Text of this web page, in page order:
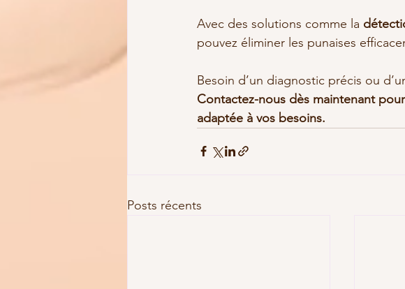
Avec des solutions comme la
pouvez éliminer les punaises
Besoin d’un diagnostic précis ou
Contactez-nous dès maintenant
adaptée à vos besoins.
Posts récents